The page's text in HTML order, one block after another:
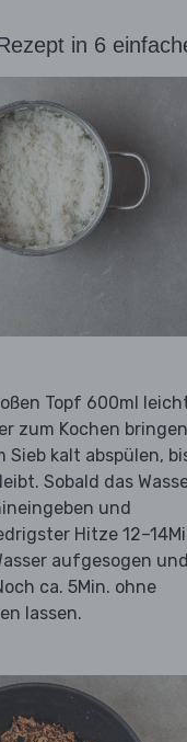
in 6
Topf 600ml
zum Kochen
Sieb kalt abspülen,
Sobald das
und
Hitze
aufgesogen und
ca. 5Min. ohne
lassen.